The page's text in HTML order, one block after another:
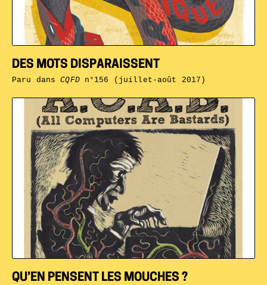
QU’EN PENSENT LES MOUCHES ?
DES MOTS DISPARAISSENT
Paru dansCQFDn°156 (juillet-août 2017)